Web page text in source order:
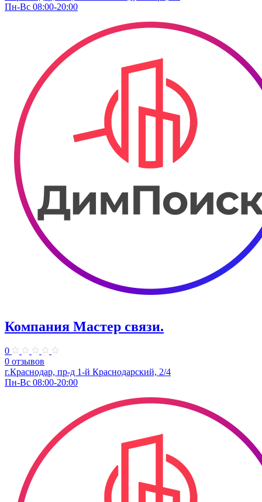
Пн-Вс 08:00-20:00
Компания Мастер связи.
0
0 отзывов
г.Краснодар, пр-д 1-й Краснодарский, 2/4
Пн-Вс 08:00-20:00